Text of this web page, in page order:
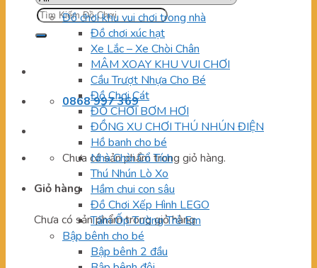
Tìm
kiếm:
0868 997 369
Chưa có sản phẩm trong giỏ hàng.
Giỏ hàng
Chưa có sản phẩm trong giỏ hàng.
Đồ chơi khu vui chơi trong nhà
Đồ chơi xúc hạt
Xe Lắc – Xe Chòi Chân
MÂM XOAY KHU VUI CHƠI
Cầu Trượt Nhựa Cho Bé
Đồ Chơi Cát
ĐỒ CHƠI BƠM HƠI
ĐỒNG XU CHƠI THÚ NHÚN ĐIỆN
Hồ banh cho bé
Nhà Chòi Cổ Tích
Thú Nhún Lò Xo
Hầm chui con sâu
Đồ Chơi Xếp Hình LEGO
Tấm Ốp Tường Trẻ Em
Bập bênh cho bé
Bập bênh 2 đầu